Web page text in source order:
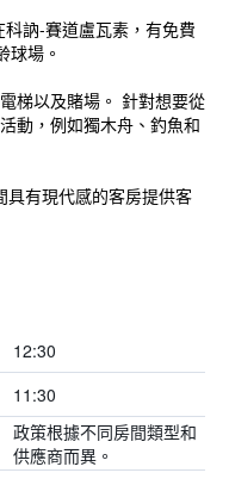
訥-賽道盧瓦素，有免費
球場。
梯以及賭場。 針對想要從
動，例如獨木舟、釣魚和
有現代感的客房提供客
12:30
11:30
政策根據不同房間類型和
供應商而異。